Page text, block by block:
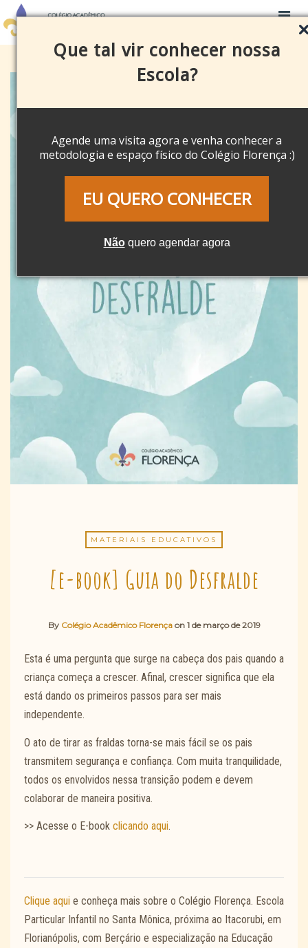
Que tal vir conhecer nossa
Escola?
Agende uma visita agora e venha conhecer a
metodologia e espaço físico do Colégio Florença :)
EU QUERO CONHECER
Nãoquero agendar agora
MATERIAIS EDUCATIVOS
[e-book] Guia do Desfralde
By Colégio Acadêmico Florença on 1 de março de 2019
Esta é uma pergunta que surge na cabeça dos pais quando a
criança começa a crescer. Afinal, crescer significa que ela
está dando os primeiros passos para ser mais
independente.
O ato de tirar as fraldas torna-se mais fácil se os pais
transmitem segurança e confiança. Com muita tranquilidade,
todos os envolvidos nessa transição podem e devem
colaborar de maneira positiva.
>> Acesse o E-book clicando aqui.
Clique aqui e conheça mais sobre o Colégio Florença. Escola
Particular Infantil no Santa Mônica, próxima ao Itacorubi, em
Florianópolis, com Berçário e especialização na Educação